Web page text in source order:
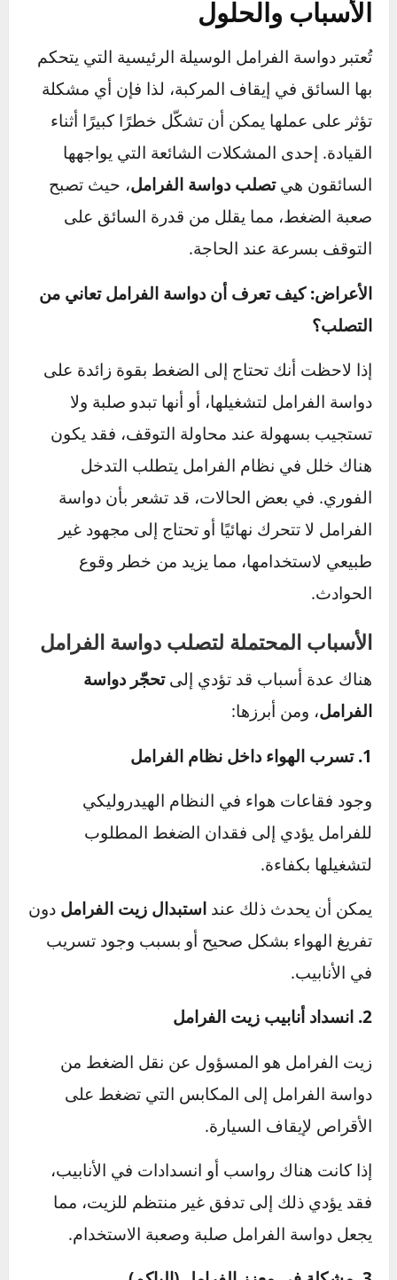
جدول المحتويات [إظهار]
تصلب أو تحجّر دواسة الفرامل –
الأسباب والحلول
تُعتبر دواسة الفرامل الوسيلة الرئيسية التي يتحكم
بها السائق في إيقاف المركبة، لذا فإن أي مشكلة
تؤثر على عملها يمكن أن تشكّل خطرًا كبيرًا أثناء
القيادة. إحدى المشكلات الشائعة التي يواجهها
السائقون هيتصلب دواسة الفرامل، حيث تصبح
صعبة الضغط، مما يقلل من قدرة السائق على
التوقف بسرعة عند الحاجة.
الأعراض: كيف تعرف أن دواسة الفرامل تعاني من
التصلب؟
إذا لاحظت أنك تحتاج إلى الضغط بقوة زائدة على
دواسة الفرامل لتشغيلها، أو أنها تبدو صلبة ولا
تستجيب بسهولة عند محاولة التوقف، فقد يكون
هناك خلل في نظام الفرامل يتطلب التدخل
الفوري. في بعض الحالات، قد تشعر بأن دواسة
الفرامل لا تتحرك نهائيًا أو تحتاج إلى مجهود غير
طبيعي لاستخدامها، مما يزيد من خطر وقوع
الحوادث.
الأسباب المحتملة لتصلب دواسة الفرامل
هناك عدة أسباب قد تؤدي إلىتحجّر دواسة
الفرامل
، ومن أبرزها:
وجود فقاعات هواء في النظام الهيدروليكي
للفرامل يؤدي إلى فقدان الضغط المطلوب
لتشغيلها بكفاءة.
يمكن أن يحدث ذلك عند استبدال زيت الفرامل
تفريغ الهواء بشكل صحيح أو بسبب وجود تسريب
في الأنابيب.
زيت الفرامل هو المسؤول عن نقل الضغط من
دواسة الفرامل إلى المكابس التي تضغط على